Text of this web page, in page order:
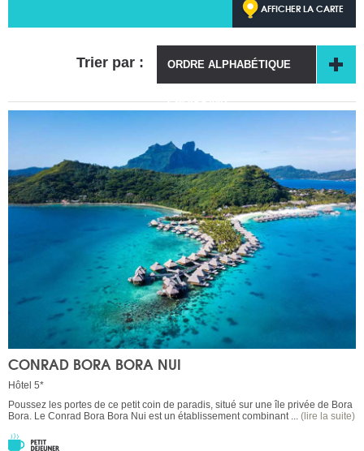
AFFICHER LA CARTE
Trier par : ORDRE ALPHABÉTIQUE
CROISSANT
CONRAD BORA BORA NUI
Hôtel 5*
Poussez les portes de ce petit coin de paradis, situé sur une île privée de Bora
Bora. Le Conrad Bora Bora Nui est un établissement combinant ... (lire la suite)